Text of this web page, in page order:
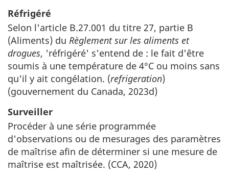
Réfrigéré
Selon l'article B.27.001 du titre 27, partie B
(Aliments) du Règlement sur les aliments et
drogues, 'réfrigéré' s'entend de : le fait d'être
soumis à une température de 4°C ou moins sans
qu'il y ait congélation. (refrigeration)
(gouvernement du Canada, 2023d)
Surveiller
Procéder à une série programmée
d'observations ou de mesurages des paramètres
de maîtrise afin de déterminer si une mesure de
maîtrise est maîtrisée. (CCA, 2020)